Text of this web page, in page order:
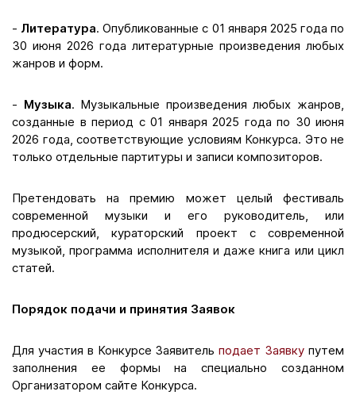
- Литература. Опубликованные с 01 января 2025 года по
30 июня 2026 года литературные произведения любых
жанров и форм.
- Музыка. Музыкальные произведения любых жанров,
созданные в период с 01 января 2025 года по 30 июня
2026 года, соответствующие условиям Конкурса. Это не
только отдельные партитуры и записи композиторов.
Претендовать на премию может целый фестиваль
современной музыки и его руководитель, или
продюсерский, кураторский проект с современной
музыкой, программа исполнителя и даже книга или цикл
статей.
Порядок подачи и принятия Заявок
Для участия в Конкурсе Заявительподает Заявку путем
заполнения ее формы на специально созданном
Организатором сайте Конкурса.